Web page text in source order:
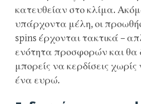
κατευθείαν στο κλίμα.
υπάρχοντα μέλη, οι
spins έρχονται τακτικά –
ενότητα προσφορών και θα
μπορείς να κερδίσεις
ένα ευρώ.